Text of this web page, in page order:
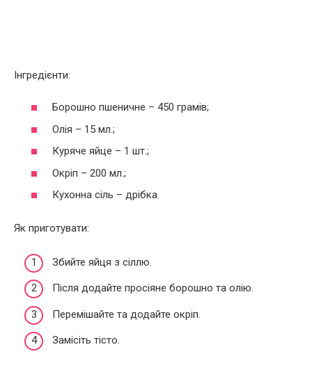
Інгредієнти:
Борошно пшеничне – 450 грамів;
Олія – 15 мл.;
Куряче яйце – 1 шт.;
Окріп – 200 мл.;
Кухонна сіль – дрібка.
Як приготувати:
Збийте яйця з сіллю.
Після додайте просіяне борошно та олію.
Перемішайте та додайте окріп.
Замісіть тісто.